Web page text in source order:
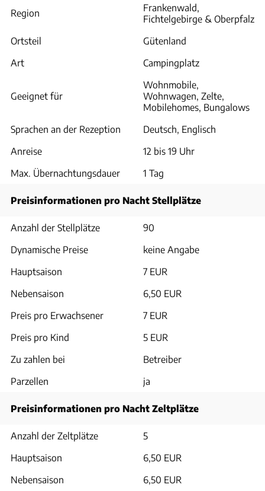
Region
Frankenwald,
Fichtelgebirge & Oberpfalz
Ortsteil
Gütenland
Art
Campingplatz
Geeignet für
Wohnmobile,
Wohnwagen, Zelte,
Mobilehomes, Bungalows
Sprachen an der Rezeption
Deutsch, Englisch
Anreise
12 bis 19 Uhr
Max. Übernachtungsdauer
1 Tag
Preisinformationen pro Nacht Stellplätze
Anzahl der Stellplätze
90
Dynamische Preise
keine Angabe
Hauptsaison
7 EUR
Nebensaison
6,50 EUR
Preis pro Erwachsener
7 EUR
Preis pro Kind
5 EUR
Zu zahlen bei
Betreiber
Parzellen
ja
Preisinformationen pro Nacht Zeltplätze
Anzahl der Zeltplätze
5
Hauptsaison
6,50 EUR
Nebensaison
6,50 EUR